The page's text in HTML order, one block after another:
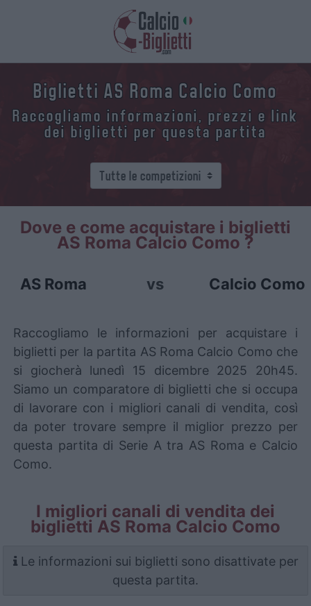
Biglietti AS Roma Calcio Como
Raccogliamo informazioni, prezzi e link
dei biglietti per questa partita
Dove e come acquistare i biglietti
AS Roma Calcio Como ?
AS Roma vs Calcio Como
Raccogliamo le informazioni per acquistare i
biglietti per la partita AS Roma Calcio Como che
si giocherà lunedì 15 dicembre 2025 20h45.
Siamo un comparatore di biglietti che si occupa
di lavorare con i migliori canali di vendita, così
da poter trovare sempre il miglior prezzo per
questa partita di Serie A tra AS Roma e Calcio
Como.
I migliori canali di vendita dei
biglietti AS Roma Calcio Como
Le informazioni sui biglietti sono disattivate per
questa partita.